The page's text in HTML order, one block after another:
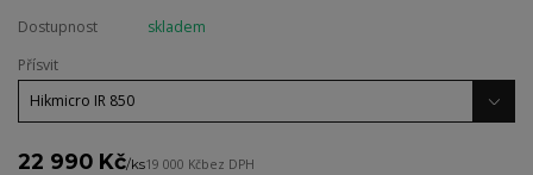
Dostupnost
skladem
Přísvit
22 990 Kč/ks19 000 Kčbez DPH